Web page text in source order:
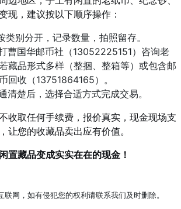
现，建议按以下顺序操作：
类别分开，记录数量，拍照留存。
曹国华邮币社（13052225151）咨询老
藏品形式多样（整捆、整箱等）或包含邮
回收（13751864165）。
清楚后，选择合适方式完成交易。
收取任何手续费，报价真实，现金现场支
让您的收藏品卖出应有价值。
置藏品变成实实在在的现金！
联网，如有侵犯您的权利请联系我们及时删除。